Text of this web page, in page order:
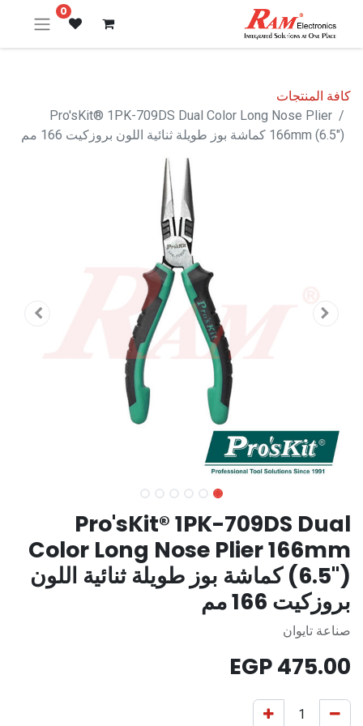
0
كافة المنتجات
Pro'sKit® 1PK-709DS Dual Color Long Nose Plier
166mm (6.5") كماشة بوز طويلة ثنائية اللون بروزكيت 166 مم
Pro'sKit® 1PK-709DS Dual
Color Long Nose Plier 166mm
(6.5") كماشة بوز طويلة ثنائية اللون
بروزكيت 166 مم
صناعة تايوان
475.00